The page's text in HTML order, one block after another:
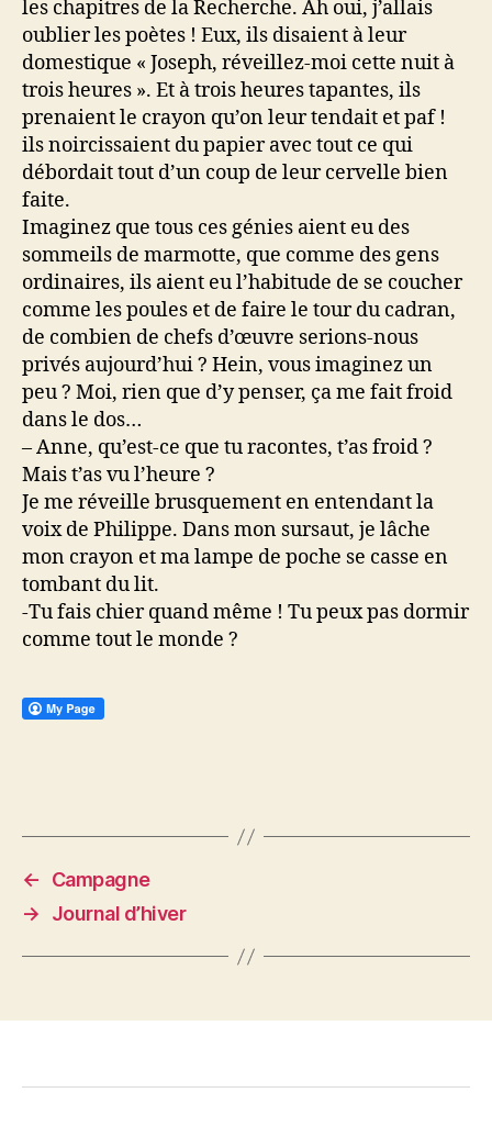
les chapitres de la Recherche. Ah oui, j’allais
oublier les poètes ! Eux, ils disaient à leur
domestique « Joseph, réveillez-moi cette nuit à
trois heures ». Et à trois heures tapantes, ils
prenaient le crayon qu’on leur tendait et paf !
ils noircissaient du papier avec tout ce qui
débordait tout d’un coup de leur cervelle bien
faite.
Imaginez que tous ces génies aient eu des
sommeils de marmotte, que comme des gens
ordinaires, ils aient eu l’habitude de se coucher
comme les poules et de faire le tour du cadran,
de combien de chefs d’œuvre serions-nous
privés aujourd’hui ? Hein, vous imaginez un
peu ? Moi, rien que d’y penser, ça me fait froid
dans le dos…
– Anne, qu’est-ce que tu racontes, t’as froid ?
Mais t’as vu l’heure ?
Je me réveille brusquement en entendant la
voix de Philippe. Dans mon sursaut, je lâche
mon crayon et ma lampe de poche se casse en
tombant du lit.
-Tu fais chier quand même ! Tu peux pas dormir
comme tout le monde ?
←
Campagne
→
Journal d’hiver